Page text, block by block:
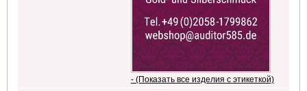
- (Показать все изделия с этикеткой)